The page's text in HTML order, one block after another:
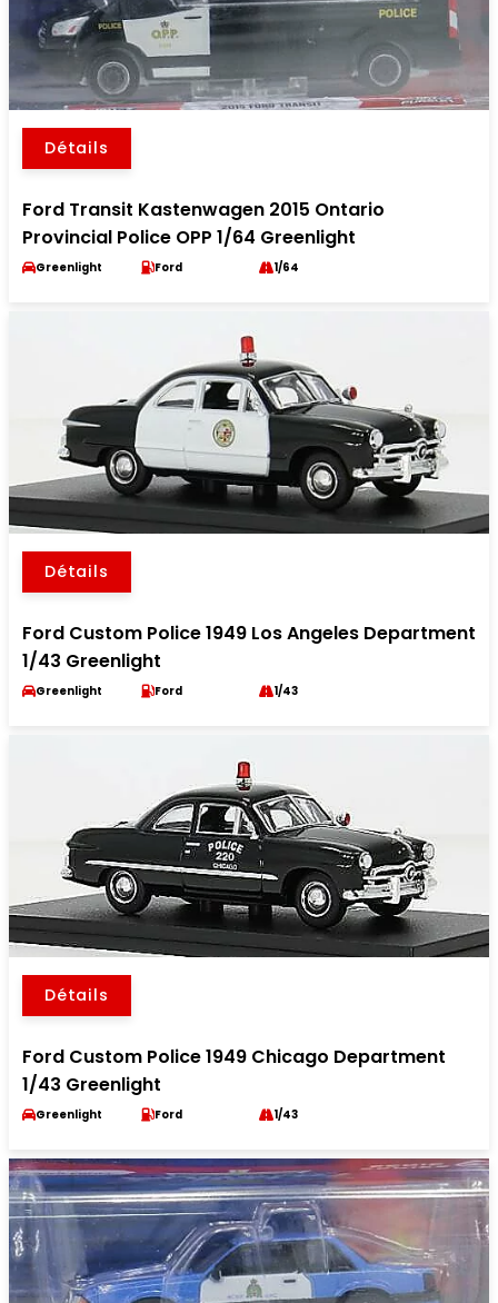
Détails
Ford Transit Kastenwagen 2015 Ontario
Provincial Police OPP 1/64 Greenlight
Greenlight Ford 1/64
Détails
Ford Custom Police 1949 Los Angeles Department
1/43 Greenlight
Greenlight Ford 1/43
Détails
Ford Custom Police 1949 Chicago Department
1/43 Greenlight
Greenlight Ford 1/43